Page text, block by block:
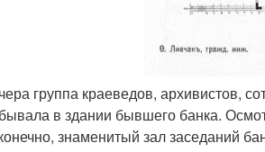
группа краеведов, архивистов,
в здании бывшего банка.
знаменитый зал заседаний